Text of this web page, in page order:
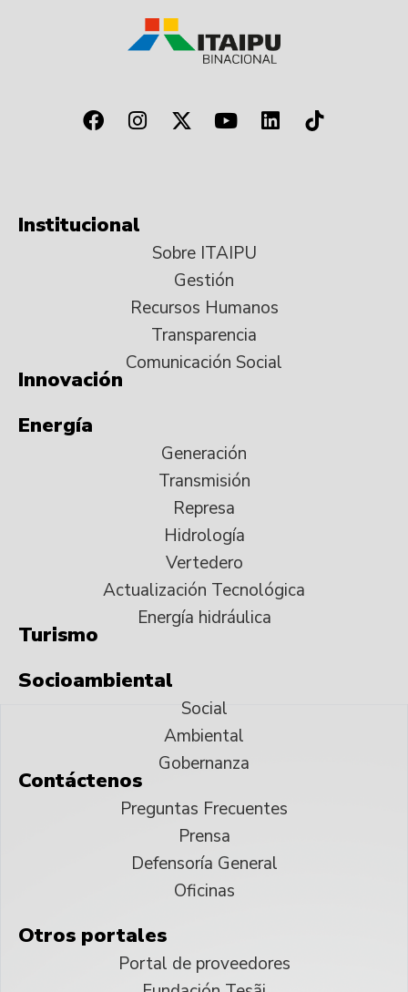
Institucional
Sobre ITAIPU
Gestión
Recursos Humanos
Transparencia
Comunicación Social
Innovación
Energía
Generación
Transmisión
Represa
Hidrología
Vertedero
Actualización Tecnológica
Energía hidráulica
Turismo
Socioambiental
Social
Ambiental
Gobernanza
Contáctenos
Preguntas Frecuentes
Prensa
Defensoría General
Oficinas
Otros portales
Portal de proveedores